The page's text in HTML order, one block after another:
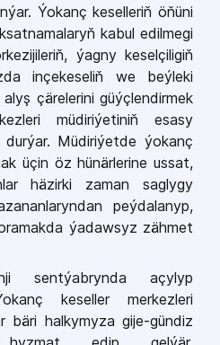
Ýo­kanç keselleriň öňüni
kabul edilmegi
ýagny kesel­çiligiň
inçekeseliň we beýleki
çärelerini güýç­lendirmek
müdiriýetiniň esasy
Müdiriýetdeýo­kanç
üçin öz hünärlerine ussat,
häzirki zaman saglygy
peýdalanyp,
ýadaw­syz zähmet
sentýabrynda açylyp
keseller merkezleri
bäri halkymyza gije-gündiz